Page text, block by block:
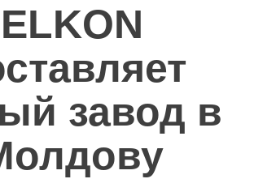
ELKON
завод в